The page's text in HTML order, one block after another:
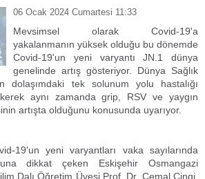
06 Ocak 2024 Cumartesi 11:33
Mevsimsel olarak Covid-19'a
yakalanmanın yüksek olduğu bu dönemde
Covid-19'un yeni varyantı JN.1 dünya
genelinde artış gösteriyor. Dünya Sağlık
dolaşımdaki tek solunum yolu hastalığı
aynı zamanda grip, RSV ve yaygın
artışta olduğunu konusunda uyarıyor.
19'un yeni varyantları vaka sayılarında
dikkat çeken Eskişehir Osmangazi
Dalı Öğretim Üyesi Prof. Dr. Cemal Cingi,